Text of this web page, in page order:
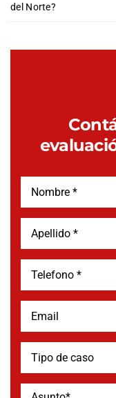
del Norte?